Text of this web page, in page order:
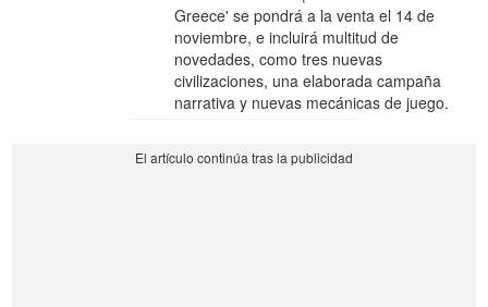
Greece' se pondrá a la venta el 14 de
noviembre, e incluirá multitud de
novedades, como tres nuevas
civilizaciones, una elaborada campaña
narrativa y nuevas mecánicas de juego.